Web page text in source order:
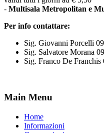
- Multisala Metropolitan e
Per info contattare:
Sig. Giovanni Porcelli
Sig. Salvatore Morana
Sig. Franco De
Main Menu
Home
Informazioni